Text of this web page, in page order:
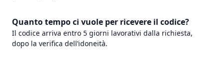
Quanto tempo ci vuole per ricevere il codice?
Il codice arriva entro 5 giorni lavorativi dalla richiesta,
dopo la verifica dell’idoneità.